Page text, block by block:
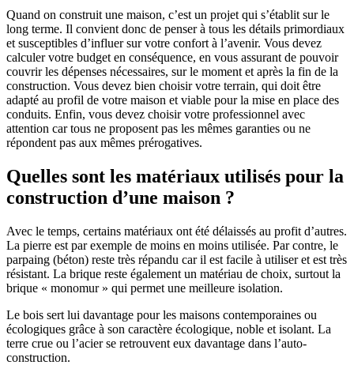
Quand on construit une maison, c’est un projet qui s’établit sur le
long terme. Il convient donc de penser à tous les détails primordiaux
et susceptibles d’influer sur votre confort à l’avenir. Vous devez
calculer votre budget en conséquence, en vous assurant de pouvoir
couvrir les dépenses nécessaires, sur le moment et après la fin de la
construction. Vous devez bien choisir votre terrain, qui doit être
adapté au profil de votre maison et viable pour la mise en place des
conduits. Enfin, vous devez choisir votre professionnel avec
attention car tous ne proposent pas les mêmes garanties ou ne
répondent pas aux mêmes prérogatives.
Quelles sont les matériaux utilisés pour la
construction d’une maison ?
Avec le temps, certains matériaux ont été délaissés au profit d’autres.
La pierre est par exemple de moins en moins utilisée. Par contre, le
parpaing (béton) reste très répandu car il est facile à utiliser et est très
résistant. La brique reste également un matériau de choix, surtout la
brique « monomur » qui permet une meilleure isolation.
Le bois sert lui davantage pour les maisons contemporaines ou
écologiques grâce à son caractère écologique, noble et isolant. La
terre crue ou l’acier se retrouvent eux davantage dans l’auto-
construction.